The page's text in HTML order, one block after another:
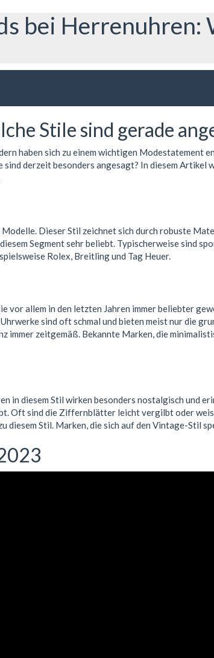
bei Herrenuhren:
Stile sind gerade
haben sich zu einem wichtigen
derzeit besonders angesagt? In diesem
Dieser Stil zeichnet sich durch robuste
Segment sehr beliebt. Typischerweise sind
Rolex, Breitling und Tag Heuer.
vor allem in den letzten Jahren immer beliebter
sind oft schmal und bieten meist nur die
immer zeitgemäß. Bekannte Marken, die
in diesem Stil wirken besonders nostalgisch und
Oft sind die Ziffernblätter leicht vergilbt oder
Stil. Marken, die sich auf den Vintage-Stil